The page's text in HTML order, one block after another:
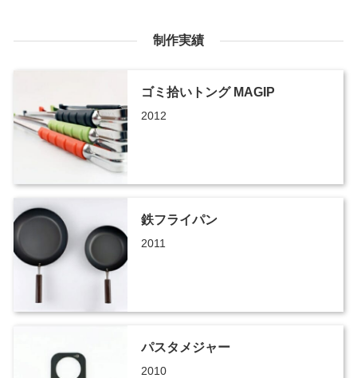
制作実績
ゴミ拾いトング MAGIP
2012
鉄フライパン
2011
パスタメジャー
2010